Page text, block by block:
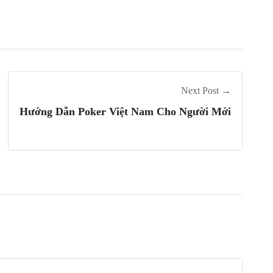
Next Post →
Hướng Dẫn Poker Việt Nam Cho Người Mới